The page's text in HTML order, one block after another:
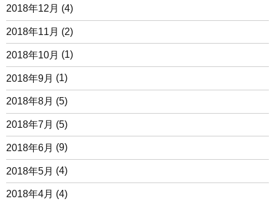
2018年12月 (4)
2018年11月 (2)
2018年10月 (1)
2018年9月 (1)
2018年8月 (5)
2018年7月 (5)
2018年6月 (9)
2018年5月 (4)
2018年4月 (4)